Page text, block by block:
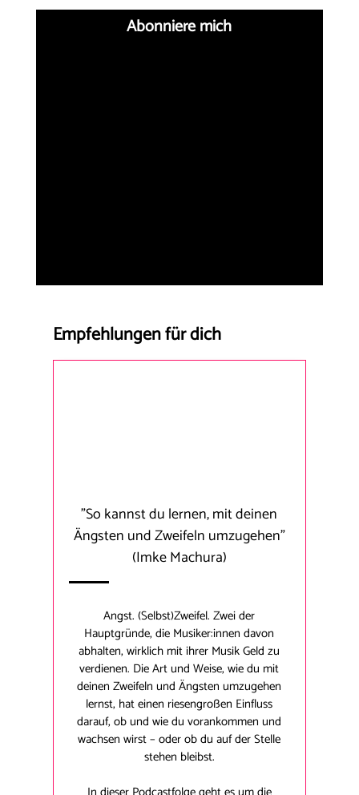
Abonniere mich
Empfehlungen für dich
"So kannst du lernen, mit deinen
Ängsten und Zweifeln umzugehen"
(Imke Machura)
Angst. (Selbst)Zweifel. Zwei der
Hauptgründe, die Musiker:innen davon
abhalten, wirklich mit ihrer Musik Geld zu
verdienen. Die Art und Weise, wie du mit
deinen Zweifeln und Ängsten umzugehen
lernst, hat einen riesengroßen Einfluss
darauf, ob und wie du vorankommen und
wachsen wirst – oder ob du auf der Stelle
stehen bleibst.